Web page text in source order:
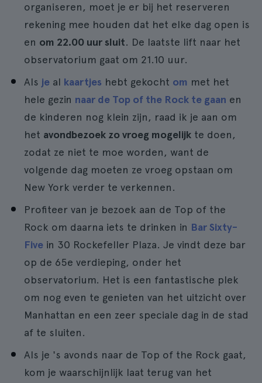
organiseren, moet je er bij het reserveren
rekening mee houden dat het elke dag open is
en om 22.00 uur sluit. De laatste lift naar het
observatorium gaat om 21.10 uur.
Als je al kaartjes hebt gekocht om met het
hele gezin naar de Top of the Rock te gaan en
de kinderen nog klein zijn, raad ik je aan om
het avondbezoek zo vroeg mogelijk te doen,
zodat ze niet te moe worden, want de
volgende dag moeten ze vroeg opstaan om
New York verder te verkennen.
Profiteer van je bezoek aan de Top of the
Rock om daarna iets te drinken in Bar Sixty-
Five in 30 Rockefeller Plaza. Je vindt deze bar
op de 65e verdieping, onder het
observatorium. Het is een fantastische plek
om nog even te genieten van het uitzicht over
Manhattan en een zeer speciale dag in de stad
af te sluiten.
Als je 's avonds naar de Top of the Rock gaat,
kom je waarschijnlijk laat terug van het